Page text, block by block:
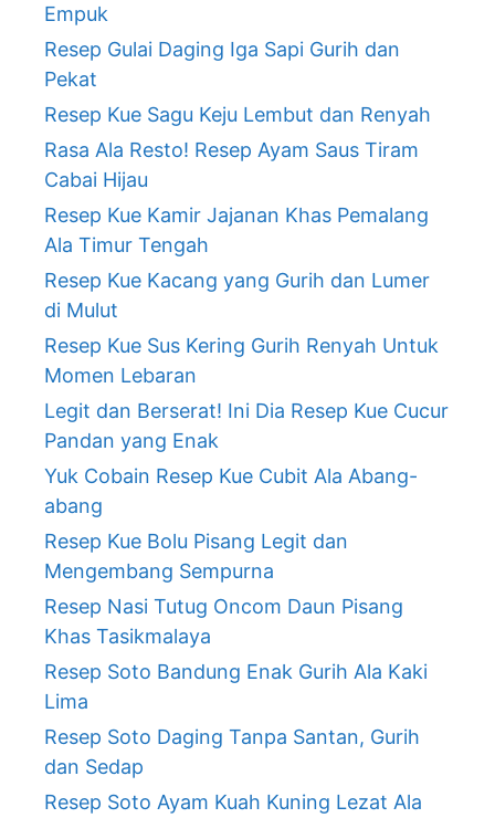
Empuk
Resep Gulai Daging Iga Sapi Gurih dan
Pekat
Resep Kue Sagu Keju Lembut dan Renyah
Rasa Ala Resto! Resep Ayam Saus Tiram
Cabai Hijau
Resep Kue Kamir Jajanan Khas Pemalang
Ala Timur Tengah
Resep Kue Kacang yang Gurih dan Lumer
di Mulut
Resep Kue Sus Kering Gurih Renyah Untuk
Momen Lebaran
Legit dan Berserat! Ini Dia Resep Kue Cucur
Pandan yang Enak
Yuk Cobain Resep Kue Cubit Ala Abang-
abang
Resep Kue Bolu Pisang Legit dan
Mengembang Sempurna
Resep Nasi Tutug Oncom Daun Pisang
Khas Tasikmalaya
Resep Soto Bandung Enak Gurih Ala Kaki
Lima
Resep Soto Daging Tanpa Santan, Gurih
dan Sedap
Resep Soto Ayam Kuah Kuning Lezat Ala